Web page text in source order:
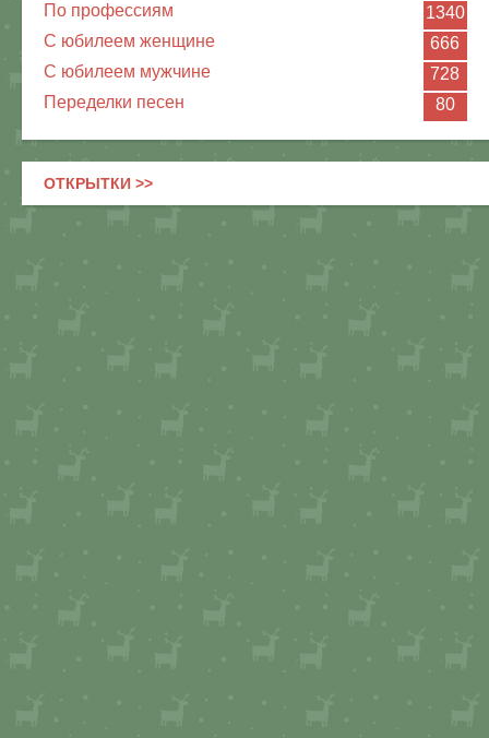
По профессиям
1340
С юбилеем женщине
666
С юбилеем мужчине
728
Переделки песен
80
ОТКРЫТКИ >>